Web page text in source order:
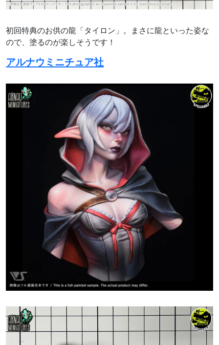
初回特典のお供の龍「タイロン」。まさに龍といった姿な
ので、塗るのが楽しそうです！
アルナウミニチュア社